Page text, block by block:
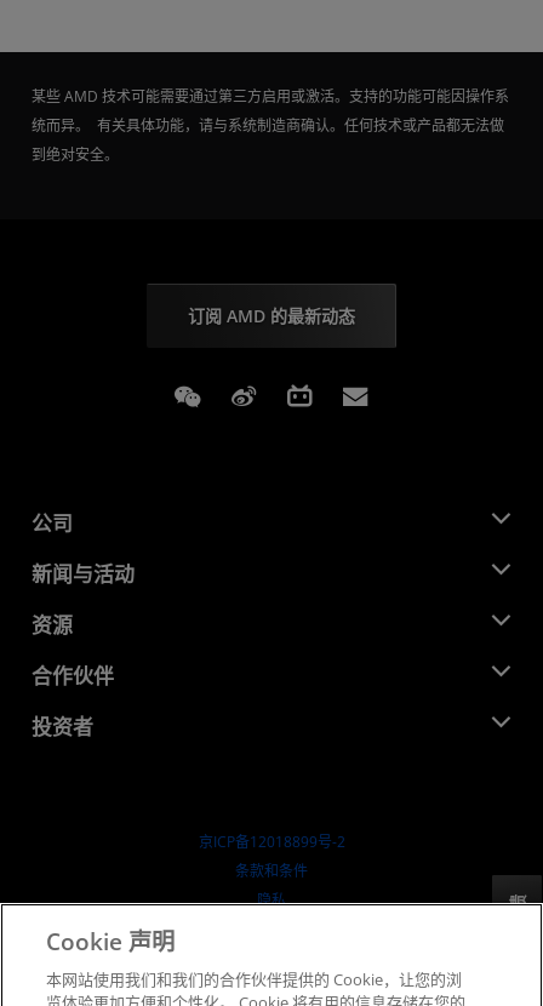
某些 AMD 技术可能需要通过第三方启用或激活。支持的功能可能因操作系
统而异。 有关具体功能，请与系统制造商确认。任何技术或产品都无法做
到绝对安全。
订阅 AMD 的最新动态
Weixin Weibo Bilibili
公司
关于 AMD
企业责任
就业机会
联系我们
新闻与活动
新闻中心
媒体库
资源
开发中心
成功案例
合作伙伴
AMD 合作伙伴中心
投资者
SEC 报告
京ICP备12018899号-2
​条款和条件
隐私
公开公平竞争
反馈
Cookie 声明
本网站使用我们和我们的合作伙伴提供的 Cookie，让您的浏